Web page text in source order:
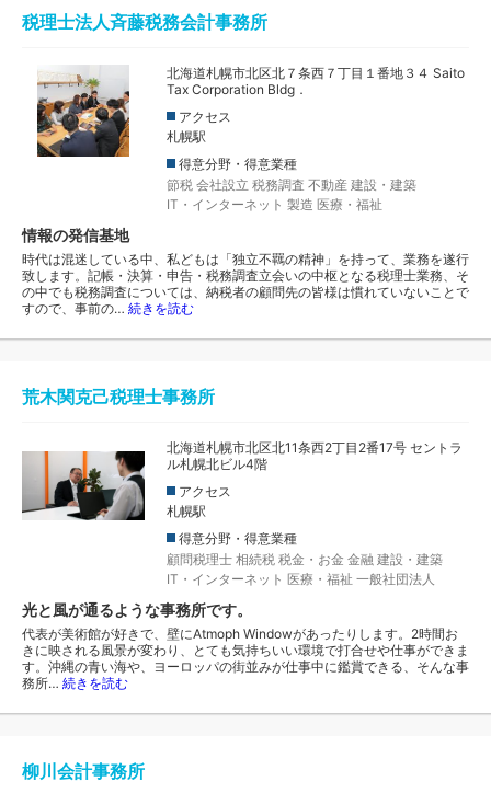
税理士法人斉藤税務会計事務所
北海道札幌市北区北７条西７丁目１番地３４ Saito
Tax Corporation Bldg．
アクセス
札幌駅
得意分野・得意業種
節税 会社設立 税務調査 不動産 建設・建築
IT・インターネット 製造 医療・福祉
情報の発信基地
時代は混迷している中、私どもは「独立不羈の精神」を持って、業務を遂行
致します。記帳・決算・申告・税務調査立会いの中枢となる税理士業務、そ
の中でも税務調査については、納税者の顧問先の皆様は慣れていないことで
すので、事前の… 続きを読む
荒木関克己税理士事務所
北海道札幌市北区北11条西2丁目2番17号 セントラ
ル札幌北ビル4階
アクセス
札幌駅
得意分野・得意業種
顧問税理士 相続税 税金・お金 金融 建設・建築
IT・インターネット 医療・福祉 一般社団法人
光と風が通るような事務所です。
代表が美術館が好きで、壁にAtmoph Windowがあったりします。2時間お
きに映される風景が変わり、とても気持ちいい環境で打合せや仕事ができま
す。沖縄の青い海や、ヨーロッパの街並みが仕事中に鑑賞できる、そんな事
務所… 続きを読む
柳川会計事務所